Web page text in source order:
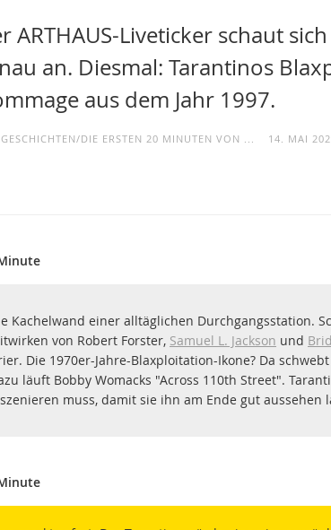
ARTHAUS-Liveticker schaut
an. Diesmal: Tarantinos
aus dem Jahr 1997.
DIE ERSTEN 20 MINUTEN VON ... 14. MAI
Kachelwand einer alltäglichen Durchgangsstation.
von Robert Forster, Samuel L. Jackson und
Die 1970er-Jahre-Blaxploitation-Ikone? Da
läuft Bobby Womacks "Across 110th Street".
muss, damit sie ihn am Ende gut aussehen